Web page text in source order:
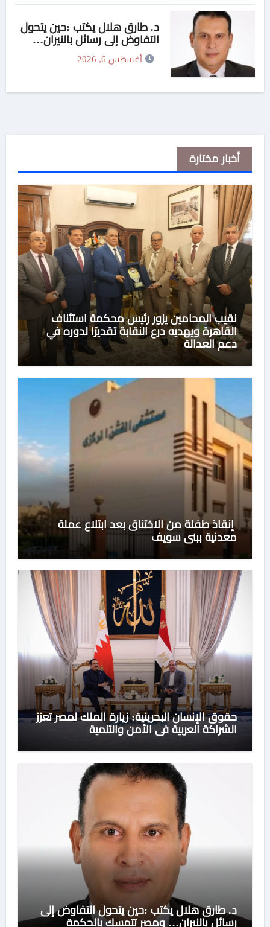
د. طارق هلال يكتب :حين يتحول
التفاوض إلى رسائل بالنيران…
ومصر تتمسك بالحكمة
أغسطس 6, 2026
أخبار مختارة
نقيب المحامين يزور رئيس محكمة استئناف
القاهرة ويهديه درع النقابة تقديرًا لدوره في
دعم العدالة
إنقاذ طفلة من الاختناق بعد ابتلاع عملة
معدنية ببني سويف
حقوق الإنسان البحرينية: زيارة الملك لمصر تعزز
الشراكة العربية في الأمن والتنمية
د. طارق هلال يكتب :حين يتحول التفاوض إلى
رسائل بالنيران… ومصر تتمسك بالحكمة